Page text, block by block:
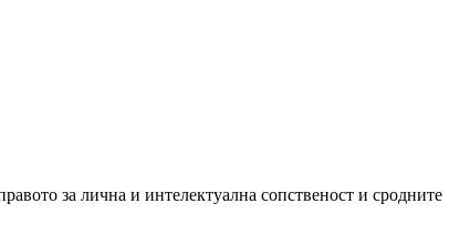
за лична и интелектуална сопственост и сродните